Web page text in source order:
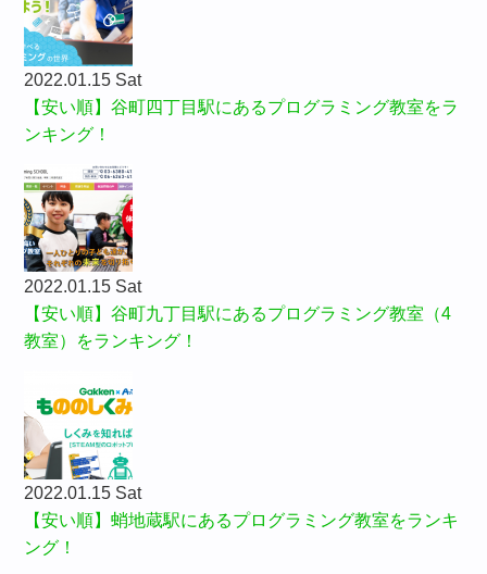
2022.01.15 Sat
【安い順】谷町四丁目駅にあるプログラミング教室をラ
ンキング！
2022.01.15 Sat
【安い順】谷町九丁目駅にあるプログラミング教室（4
教室）をランキング！
2022.01.15 Sat
【安い順】蛸地蔵駅にあるプログラミング教室をランキ
ング！